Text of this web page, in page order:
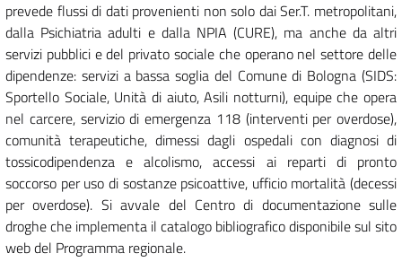
prevede flussi di dati provenienti non solo dai Ser.T. metropolitani,
dalla Psichiatria adulti e dalla NPIA (CURE), ma anche da altri
servizi pubblici e del privato sociale che operano nel settore delle
dipendenze: servizi a bassa soglia del Comune di Bologna (SIDS:
Sportello Sociale, Unità di aiuto, Asili notturni), equipe che opera
nel carcere, servizio di emergenza 118 (interventi per overdose),
comunità terapeutiche, dimessi dagli ospedali con diagnosi di
tossicodipendenza e alcolismo, accessi ai reparti di pronto
soccorso per uso di sostanze psicoattive, ufficio mortalità (decessi
per overdose). Si avvale del Centro di documentazione sulle
droghe che implementa il catalogo bibliografico disponibile sul sito
web del Programma regionale.